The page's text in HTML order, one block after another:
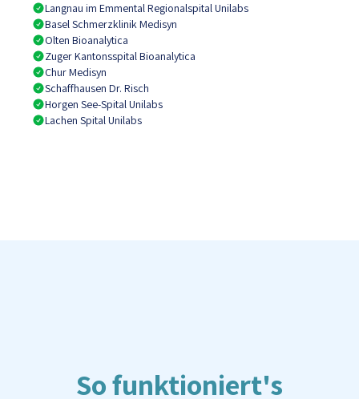
Langnau im Emmental Regionalspital Unilabs
Basel Schmerzklinik Medisyn
Olten Bioanalytica
Zuger Kantonsspital Bioanalytica
Chur Medisyn
Schaffhausen Dr. Risch
Horgen See-Spital Unilabs
Lachen Spital Unilabs
So funktioniert's